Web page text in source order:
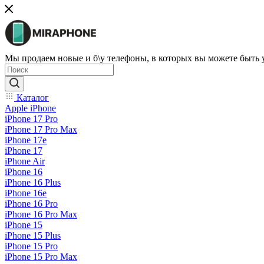
Мы продаем новые и б\у телефоны, в которых вы можете быть
Каталог
Apple iPhone
iPhone 17 Pro
iPhone 17 Pro Max
iPhone 17e
iPhone 17
iPhone Air
iPhone 16
iPhone 16 Plus
iPhone 16e
iPhone 16 Pro
iPhone 16 Pro Max
iPhone 15
iPhone 15 Plus
iPhone 15 Pro
iPhone 15 Pro Max